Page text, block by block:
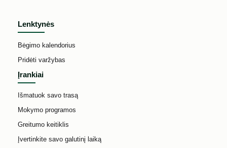
Lenktynės
Bėgimo kalendorius
Pridėti varžybas
Įrankiai
Išmatuok savo trasą
Mokymo programos
Greitumo keitiklis
Įvertinkite savo galutinį laiką